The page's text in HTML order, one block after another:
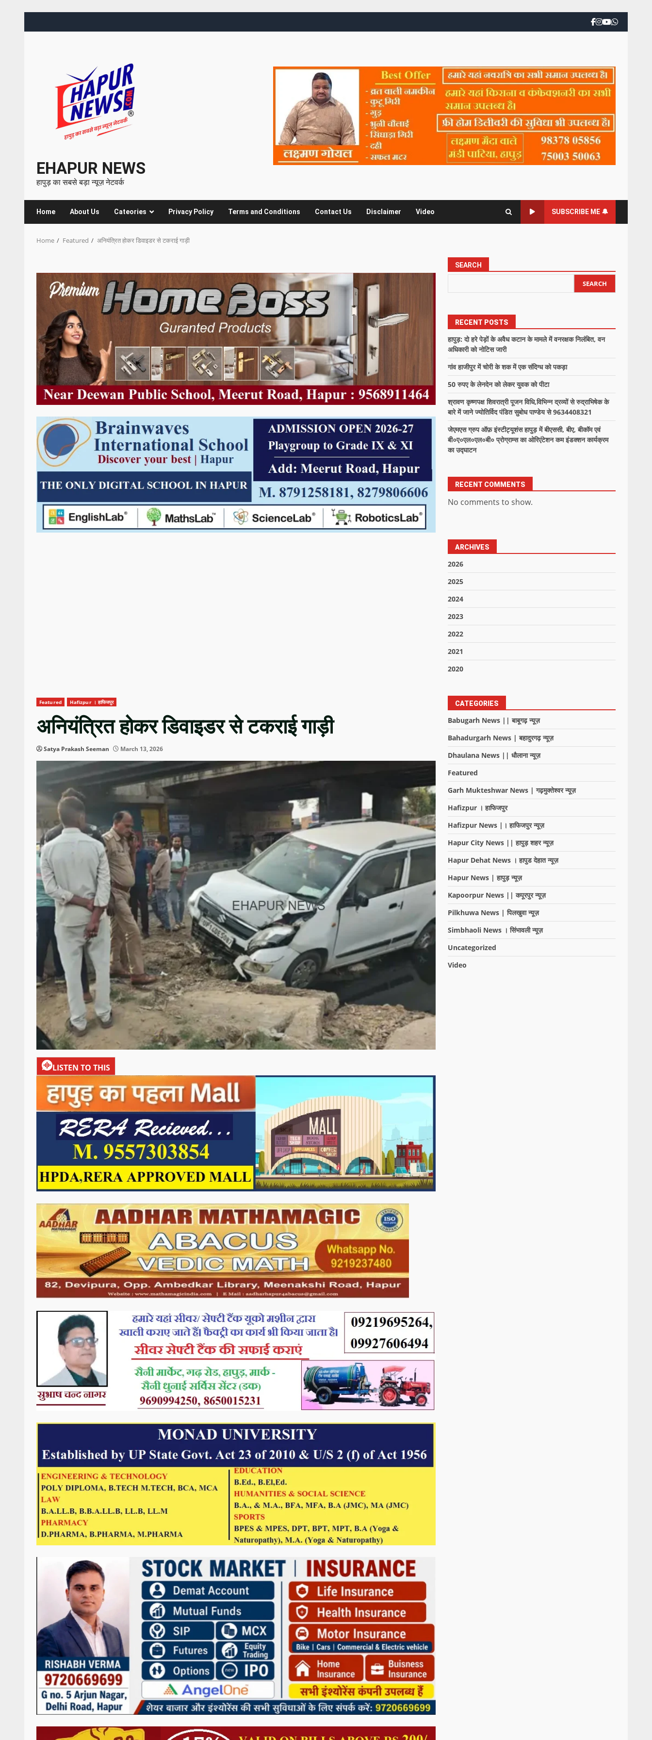
EHAPUR NEWS
हापुड़ का सबसे बड़ा न्यूज़ नेटवर्क
Home About Us Cateories Privacy Policy Terms and Conditions Contact Us Disclaimer Video SUBSCRIBE ME 🔔
Home Featured अनियंत्रित होकर डिवाइडर से टकराई गाड़ी
Featured Hafizpur । हाफिजपुर
अनियंत्रित होकर डिवाइडर से टकराई गाड़ी
Satya Prakash Seeman March 13, 2026
LISTEN TO THIS
SEARCH
SEARCH
RECENT POSTS
हापुड़: दो हरे पेड़ों के अवैध कटान के मामले में वनरक्षक निलंबित, वन
अधिकारी को नोटिस जारी
गांव हाजीपुर में चोरी के शक में एक संदिग्ध को पकड़ा
50 रुपए के लेनदेन को लेकर युवक को पीटा
श्रावण कृष्णपक्ष शिवरात्री पूजन विधि,विभिन्न द्रव्यों से रुद्राभिषेक के
बारे में जाने ज्योतिर्विद पंडित सुबोध पाण्डेय से 9634408321
जेएमएस ग्रुप ऑफ़ इंस्टीट्यूशंस हापुड़ में बीएससी, बीए, बीकॉम एवं
बी०ए०एल०एल०बी० प्रोग्राम्स का ओरिएंटेशन कम इंडक्शन कार्यक्रम
का उद्घाटन
RECENT COMMENTS
No comments to show.
ARCHIVES
2026
2025
2024
2023
2022
2021
2020
CATEGORIES
Babugarh News || बाबूगढ़ न्यूज़
Bahadurgarh News | बहादुरगढ़ न्यूज़
Dhaulana News || धौलाना न्यूज़
Featured
Garh Mukteshwar News | गढ़मुक्तेश्वर न्यूज़
Hafizpur । हाफिजपुर
Hafizpur News |। हाफिजपुर न्यूज़
Hapur City News || हापुड़ शहर न्यूज़
Hapur Dehat News । हापुड देहात न्यूज़
Hapur News | हापुड़ न्यूज़
Kapoorpur News || कपूरपुर न्यूज़
Pilkhuwa News | पिलखुवा न्यूज़
Simbhaoli News । सिंभावली न्यूज़
Uncategorized
Video